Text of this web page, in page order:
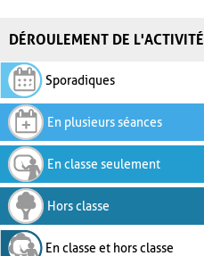
DÉROULEMENT DE L'ACTIVITÉ
Sporadiques
En plusieurs séances
En classe seulement
Hors classe
En classe et hors classe